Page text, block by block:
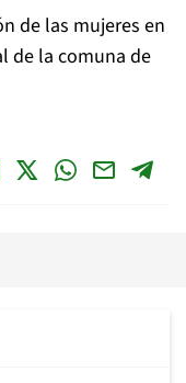
de las mujeres en
de la comuna de